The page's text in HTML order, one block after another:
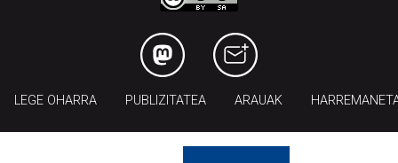
LEGE OHARRA PUBLIZITATEA ARAUAK